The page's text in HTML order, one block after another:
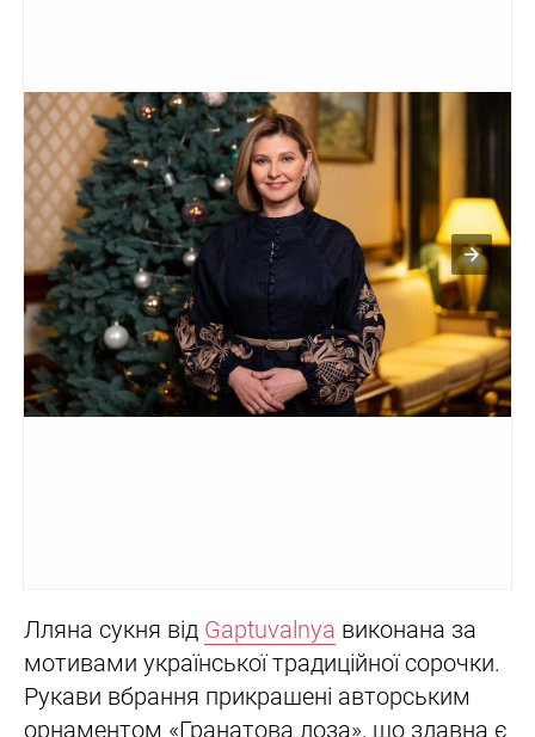
Лляна сукня від Gaptuvalnya виконана за
мотивами української традиційної сорочки.
Рукави вбрання прикрашені авторським
орнаментом «Гранатова лоза», що здавна є